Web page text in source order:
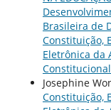
Brasileira de
Constituição,
Eletrônica da
Josephine
Constituição,